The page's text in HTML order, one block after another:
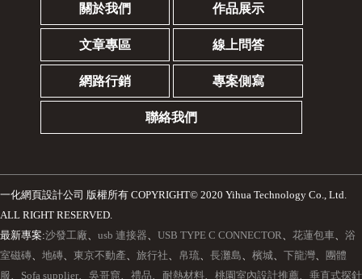
關於我們 作品展示
文章專區 線上問答
網路行銷 專案側寫
聯絡我們
一化網頁設計公司
版權所有 COPYRIGHT© 2020 Yihua Technology Co., Ltd.
ALL RIGHT RESERVED.
最新專案:沙發工廠、 usb 連接器、 USB TYPE C CONNECTOR、 花蓮包車、 浴
室磁磚、 地磚、 東京不動產、 旅行社、 帛琉、 長灘島、 檳城、 下龍灣、
團體
服、 Sofa supplier、 吳哥窟、 禮品、 耐熱材料、 桃園室內設計推薦、 垂直式探針